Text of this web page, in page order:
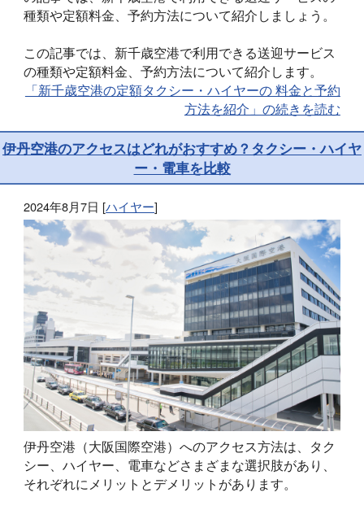
種類や定額料金、予約方法について紹介しましょう。
この記事では、新千歳空港で利用できる送迎サービス
の種類や定額料金、予約方法について紹介します。
「新千歳空港の定額タクシー・ハイヤーの 料金と予約
方法を紹介」の続きを読む
伊丹空港のアクセスはどれがおすすめ？タクシー・ハイヤ
ー・電車を比較
2024年8月7日 [ハイヤー]
伊丹空港（大阪国際空港）へのアクセス方法は、タク
シー、ハイヤー、電車などさまざまな選択肢があり、
それぞれにメリットとデメリットがあります。